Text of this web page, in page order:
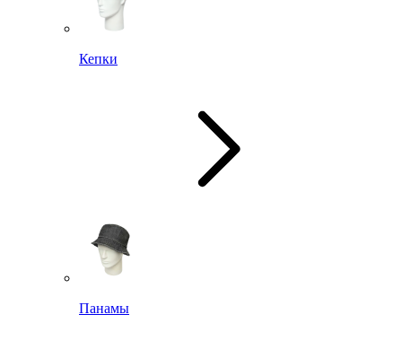
Кепки
Панамы